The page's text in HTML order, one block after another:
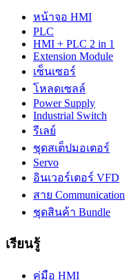
หน้าจอ HMI
PLC
HMI + PLC 2 in 1
Extension Module
เซ็นเซอร์
โหลดเซลล์
Power Supply
Industrial Switch
รีเลย์
ชุดสเต็ปมอเตอร์
Servo
อินเวอร์เตอร์ VFD
สาย Communication
ชุดสินค้า Bundle
เรียนรู้
คู่มือ HMI